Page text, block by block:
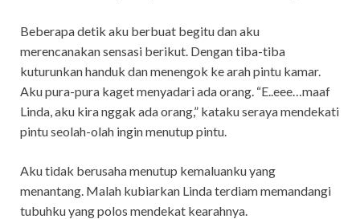
Beberapa detik aku berbuat begitu dan aku
merencanakan sensasi berikut. Dengan tiba-tiba
kuturunkan handuk dan menengok ke arah pintu kamar.
Aku pura-pura kaget menyadari ada orang. “E..eee…maaf
Linda, aku kira nggak ada orang,” kataku seraya mendekati
pintu seolah-olah ingin menutup pintu.
Aku tidak berusaha menutup kemaluanku yang
menantang. Malah kubiarkan Linda terdiam memandangi
tubuhku yang polos mendekat kearahnya.